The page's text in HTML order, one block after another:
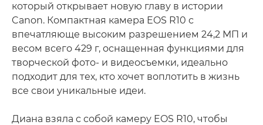
который открывает новую главу в истории
Canon. Компактная камера EOS R10 с
впечатляюще высоким разрешением 24,2 МП и
весом всего 429 г, оснащенная функциями для
творческой фото- и видеосъемки, идеально
подходит для тех, кто хочет воплотить в жизнь
все свои уникальные идеи.
Диана взяла с собой камеру EOS R10, чтобы